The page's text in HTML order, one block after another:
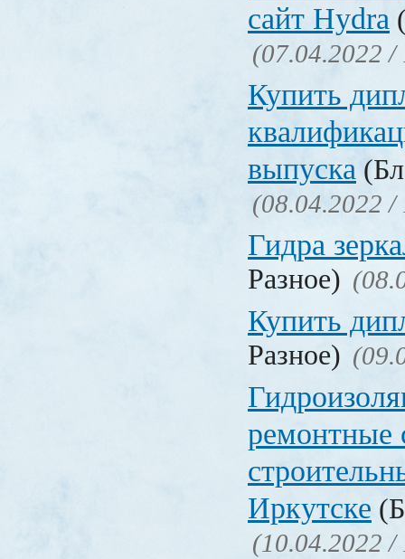
сайт Hydra
(07.04.2022 /
Купить
выпуска
(08.04.2022 /
Гидра
Разное)
Купить
Разное)
ремонтные
Иркутске
(10.04.2022 /